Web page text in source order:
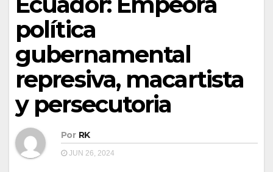
política
gubernamental
represiva, macartista
y persecutoria
Por RK
JUN 26, 2024